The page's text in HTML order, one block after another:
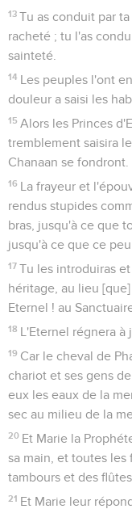
13 Tu as conduit par
racheté ; tu l'as
sainteté.
14 Les peuples l'ont
douleur a saisi les
15 Alors les Princes
tremblement saisira
Chanaan se fondront.
16 La frayeur et
rendus stupides
bras, jusqu'à ce que
jusqu'à ce que ce
17 Tu les introduiras
héritage, au lieu
Eternel ! au
18 L'Eternel régnera à
19 Car le cheval de
chariot et ses gens
eux les eaux de la
sec au milieu de la
20 Et Marie la
sa main, et toutes les
tambours et des flûtes.
21 Et Marie leur